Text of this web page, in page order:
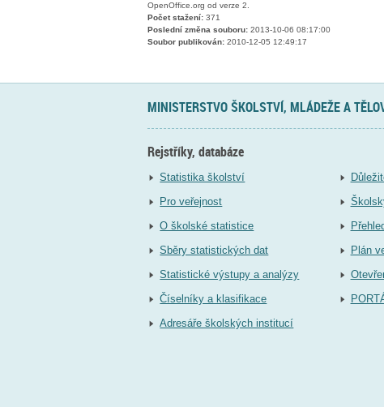
OpenOffice.org od verze 2.
Počet stažení: 371
Poslední změna souboru: 2013-10-06 08:17:00
Soubor publikován: 2010-12-05 12:49:17
MINISTERSTVO ŠKOLSTVÍ, MLÁDEŽE A
Rejstříky, databáze
Statistika školství
Pro veřejnost
O školské statistice
Sběry statistických dat
Statistické výstupy a analýzy
Číselníky a klasifikace
Adresáře školských institucí
Plán